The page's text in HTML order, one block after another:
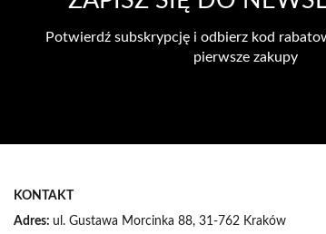
Potwierdź subskrypcję i odbierz kod
pierwsze zakupy
KONTAKT
Adres: ul. Gustawa Morcinka 88, 31-762 Kraków